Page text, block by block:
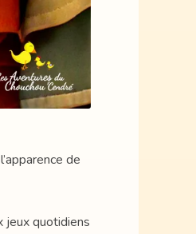
de
jeux quotidiens